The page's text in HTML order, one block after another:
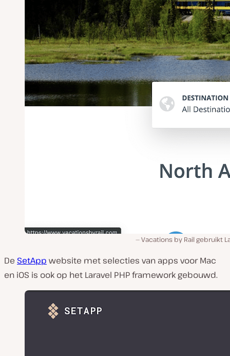
Vacations by Rail gebruikt
De SetApp website met selecties van apps voor Mac
en iOS is ook op het Laravel PHP framework gebouwd.